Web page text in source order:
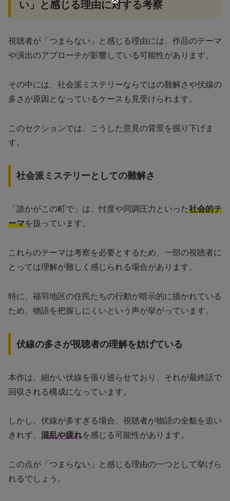
い」と感じる理由に対する考察
視聴者が「つまらない」と感じる理由には、作品のテーマ
や演出のアプローチが影響している可能性があります。
その中には、社会派ミステリーならではの難解さや伏線の
多さが原因となっているケースも見受けられます。
このセクションでは、こうした意見の背景を掘り下げま
す。
社会派ミステリーとしての難解さ
「誰かがこの町で」は、忖度や同調圧力といった社会的テ
ーマを扱っています。
これらのテーマは考察を必要とするため、一部の視聴者に
とっては理解が難しく感じられる場合があります。
特に、福羽地区の住民たちの行動が暗示的に描かれている
ため、物語を把握しにくいという声が挙がっています。
伏線の多さが視聴者の理解を妨げている
本作は、細かい伏線を張り巡らせており、それが最終話で
回収される構成になっています。
しかし、伏線が多すぎる場合、視聴者が物語の全貌を追い
きれず、 混乱や疲れを感じる可能性があります。
この点が「つまらない」と感じる理由の一つとして挙げら
れるでしょう。